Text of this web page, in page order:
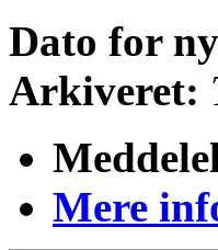
Dato for
Arkiveret:
Mere